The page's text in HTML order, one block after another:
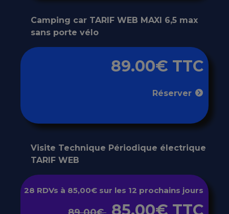
Camping car TARIF WEB MAXI 6,5 max
sans porte vélo
89.00€ TTC
Réserver
Visite Technique Périodique électrique
TARIF WEB
28 RDVs à 85,00€ sur les 12 prochains jours
85.00€ TTC